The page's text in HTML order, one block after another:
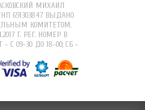
МИХАИЛ
691303847 ВЫДАНО
КОМИТЕТОМ.
Г. РЕГ. НОМЕР В
С 09-30 ДО 18-00; СБ -